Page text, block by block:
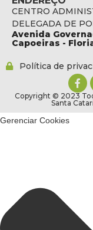
CENTRO
DELEGADA DE
Avenida
Capoeiras -
Política de
Copyright © 2023
Santa
Gerenciar Cookies